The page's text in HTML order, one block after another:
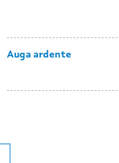
Auga ardente